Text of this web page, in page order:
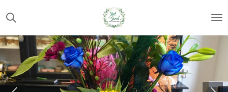
direct
naar
de
hoofdinhoud